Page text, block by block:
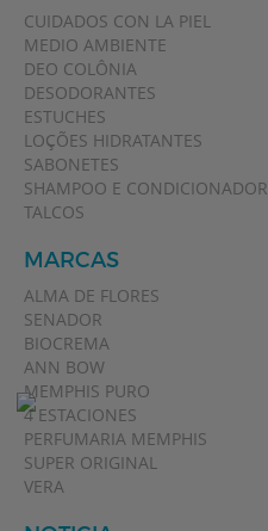
CUIDADOS CON LA PIEL
MEDIO AMBIENTE
DEO COLÔNIA
DESODORANTES
ESTUCHES
LOÇÕES HIDRATANTES
SABONETES
SHAMPOO E CONDICIONADOR
TALCOS
MARCAS
ALMA DE FLORES
SENADOR
BIOCREMA
ANN BOW
MEMPHIS PURO
4 ESTACIONES
PERFUMARIA MEMPHIS
SUPER ORIGINAL
VERA